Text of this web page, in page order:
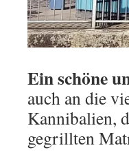
Ein schöne
auch an die
Kannibalien,
gegrillten